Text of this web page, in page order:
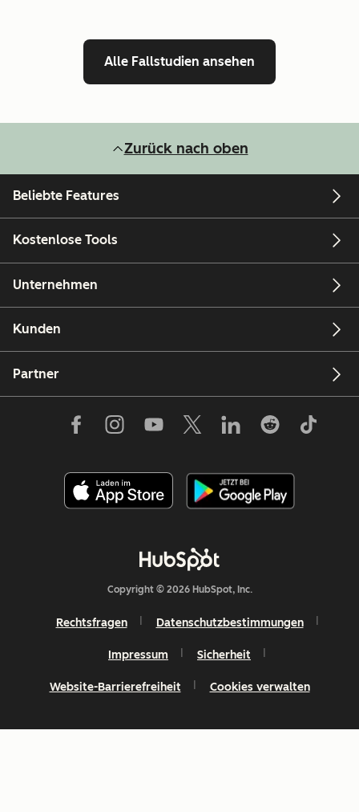
Alle Fallstudien ansehen
Zurück nach oben
Beliebte Features
Kostenlose Tools
Unternehmen
Kunden
Partner
Copyright © 2026 HubSpot, Inc.
Rechtsfragen Datenschutzbestimmungen
Impressum Sicherheit
Website-Barrierefreiheit Cookies verwalten